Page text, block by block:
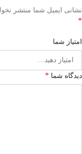
نشانی ایمیل شما منتشر
*
امتیاز شما
دیدگاه شما *